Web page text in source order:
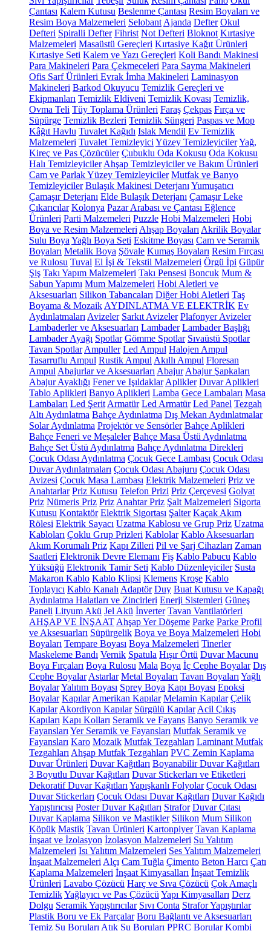
Çantası Kalem Kutusu Beslenme Çantası Resim Boyaları ve
Resim Boya Malzemeleri Selobant Ajanda Defter Okul
Defteri Spiralli Defter Fihrist Not Defteri Bloknot Kırtasiye
Malzemeleri Masaüstü Gereçleri Kırtasiye Kağıt Ürünleri
Kırtasiye Seti Kalem ve Yazı Gereçleri Koli Bandı Makinesi
Para Makineleri Para Çekmeceleri Para Sayma Makineleri
Ofis Sarf Ürünleri Evrak İmha Makineleri Laminasyon
Makineleri Barkod Okuyucu Temizlik Gereçleri ve
Ekipmanları Temizlik Eldiveni Temizlik Kovası Temizlik,
Ovma Teli Tüy Toplama Ürünleri Faraş Çekpas Fırça ve
Süpürge Temizlik Bezleri Temizlik Süngeri Paspas ve Mop
Kâğıt Havlu Tuvalet Kağıdı Islak Mendil Ev Temizlik
Malzemeleri Tuvalet Temizleyici Yüzey TemizleyicilerYağ,
Kireç ve Pas Çözücüler Çubuklu Oda Kokusu Oda Kokusu
Halı Temizleyiciler Ahşap Temizleyiciler ve Bakım Ürünleri
Cam ve Parlak Yüzey Temizleyiciler Mutfak ve Banyo
Temizleyiciler Bulaşık Makinesi Deterjanı Yumuşatıcı
Çamaşır Deterjanı Elde Bulaşık Deterjanı Çamaşır Leke
Çıkarıcılar Kolonya Pazar Arabası ve Çantası Eğlence
Ürünleri Parti Malzemeleri Puzzle Hobi Malzemeleri Hobi
Boya ve Resim Malzemeleri Ahşap Boyaları Akrilik Boyalar
Sulu Boya Yağlı Boya Seti Eskitme Boyası Cam ve Seramik
Boyaları Metalik Boya Şövale Kumaş Boyaları Resim Fırçası
ve Rulosu Tuval El İşi & Tekstil Malzemeleri Örgü İpi Güpür
Şiş Takı Yapım Malzemeleri Takı Pensesi Boncuk Mum &
Sabun Yapımı Mum Malzemeleri Hobi Aletleri ve
Aksesuarları Silikon Tabancaları Diğer Hobi Aletleri Taş
Boyama & Mozaik AYDINLATMA VE ELEKTRİK Ev
Aydınlatmaları Avizeler Sarkıt Avizeler Plafonyer Avizeler
Lambaderler ve Aksesuarları Lambader Lambader Başlığı
Lambader Ayağı Spotlar Gömme Spotlar Sıvaüstü Spotlar
Tavan Spotlar Ampuller Led Ampul Halojen Ampul
Tasarruflu Ampul Rustik Ampul Akıllı Ampul Floresan
Ampul Abajurlar ve Aksesuarları Abajur Abajur Şapkaları
Abajur Ayaklığı Fener ve Işıldaklar Aplikler Duvar Aplikleri
Tablo Aplikleri Banyo Aplikleri Lamba Gece Lambaları Masa
Lambaları Led Şerit Armatür Led Armatür Led Panel Tezgah
Altı Aydınlatma Bahçe Aydınlatma Dış Mekan Aydınlatmalar
Solar Aydınlatma Projektör ve Sensörler Bahçe Aplikleri
Bahçe Feneri ve Meşaleler Bahçe Masa Üstü Aydınlatma
Bahçe Set Üstü Aydınlatma Bahçe Aydınlatma Direkleri
Çocuk Odası Aydınlatma Çocuk Gece Lambası Çocuk Odası
Duvar Aydınlatmaları Çocuk Odası Abajuru Çocuk Odası
Avizesi Çocuk Masa Lambası Elektrik Malzemeleri Priz ve
Anahtarlar Priz Kutusu Telefon Prizi Priz Çerçevesi Golyat
Priz Nümeris Priz Priz Anahtar Priz Şalt Malzemeleri Sigorta
Kutusu Kontaktör Elektrik Sigortası Şalter Kaçak Akım
Rölesi Elektrik Sayacı Uzatma Kablosu ve Grup Priz Uzatma
Kabloları Çoklu Grup Prizleri Kablolar Kablo Aksesuarları
Akım Korumalı Priz Kapı Zilleri Pil ve Şarj Cihazları Zaman
Saatleri Elektronik Devre Elemanı Fiş Kablo Pabucu Kablo
Yüksüğü Elektronik Tamir Seti Kablo Düzenleyiciler Susta
Makaron Kablo Kablo Klipsi Klemens Kroşe Kablo
Toplayıcı Kablo Kanalı Adaptör Duy Buat Kutusu ve Kapağı
Aydınlatma Halatları ve Zincirleri Enerji Sistemleri Güneş
Paneli Lityum Akü Jel Akü İnverter Tavan Vantilatörleri
AHŞAP VE İNŞAAT Ahşap Yer Döşeme Parke Parke Profil
ve Aksesuarları Süpürgelik Boya ve Boya Malzemeleri Hobi
Boyaları Tempare Boyası Boya Malzemeleri Tinerler
Maskeleme Bandı Vernik Spatula Hışır Örtü Duvar Macunu
Boya Fırçaları Boya Rulosu Mala Boya İç Cephe Boyalar Dış
Cephe Boyalar Astarlar Metal Boyaları Tavan Boyaları Yağlı
BoyalarYalıtım Boyası Sprey Boya Kapı Boyası Epoksi
Boyalar Kapılar Amerikan Kapılar Melamin Kapılar Çelik
Kapılar Akordiyon Kapılar Sürgülü Kapılar Acil Çıkış
Kapıları Kapı Kolları Seramik ve Fayans Banyo Seramik ve
Fayansları Yer Seramik ve Fayansları Mutfak Seramik ve
Fayansları Karo Mozaik Mutfak Tezgahları Laminant Mutfak
Tezgahları Ahşap Mutfak Tezgahları PVC Zemin Kaplama
Duvar Ürünleri Duvar Kağıtları Boyanabilir Duvar Kağıtları
3 Boyutlu Duvar Kağıtları Duvar Stickerları ve Etiketleri
Dekoratif Duvar Kağıtları Yapışkanlı Folyolar Çocuk Odası
Duvar Stickerları Çocuk Odası Duvar Kağıtları Duvar Kağıdı
Yapıştırıcısı Poster Duvar Kağıtları Strafor Duvar Çıtası
Duvar Kaplama Silikon ve Mastikler Silikon Mum Silikon
Köpük Mastik Tavan Ürünleri Kartonpiyer Tavan Kaplama
İnşaat ve İzolasyon İzolasyon Malzemeleri Su Yalıtım
Malzemeleri Isı Yalıtım Malzemeleri Ses Yalıtım Malzemeleri
İnşaat Malzemeleri Alçı Cam Tuğla Çimento Beton Harcı Çatı
Kaplama Malzemeleri İnşaat Kimyasalları İnşaat Temizlik
Ürünleri Lavabo Çözücü Harç ve Sıva Çözücü Çok Amaçlı
TemizlikYağlayıcı ve Pas Çözücü Yapı Kimyasalları Derz
Dolgu Seramik Yapıştırıcılar Sıvı Conta Strafor Yapıştırılar
Plastik Boru ve Ek Parçalar Boru Bağlantı ve Aksesuarları
Temiz Su Boruları Atık Su Boruları PPRC Borular Kombi